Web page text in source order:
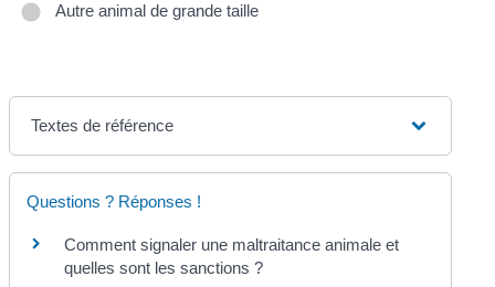
Autre animal de grande taille
Textes de référence
Questions ? Réponses !
Comment signaler une maltraitance animale et
quelles sont les sanctions ?